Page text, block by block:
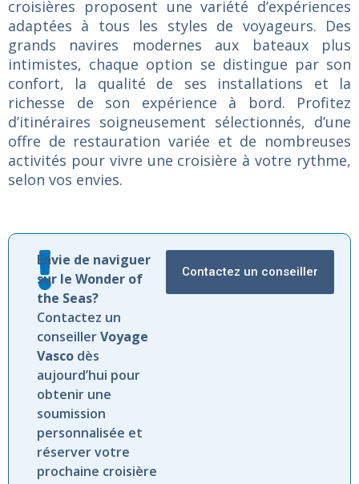
croisières proposent une variété d’expériences
adaptées à tous les styles de voyageurs. Des
grands navires modernes aux bateaux plus
intimistes, chaque option se distingue par son
confort, la qualité de ses installations et la
richesse de son expérience à bord. Profitez
d’itinéraires soigneusement sélectionnés, d’une
offre de restauration variée et de nombreuses
activités pour vivre une croisière à votre rythme,
selon vos envies.
Envie de naviguer
sur le Wonder of
the Seas?
Contactez un
conseillerVoyage
Vasco dès
aujourd’hui pour
obtenir une
soumission
personnalisée et
réserver votre
prochaine croisière
Contactez un conseiller